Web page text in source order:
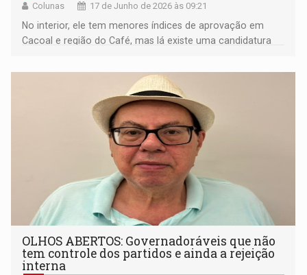
Colunas 17 de Junho de 2026 às 09:21
No interior, ele tem menores índices de aprovação em
Cacoal e região do Café, mas lá existe uma candidatura
OLHOS ABERTOS: Governadoráveis que não
tem controle dos partidos e ainda a rejeição
interna